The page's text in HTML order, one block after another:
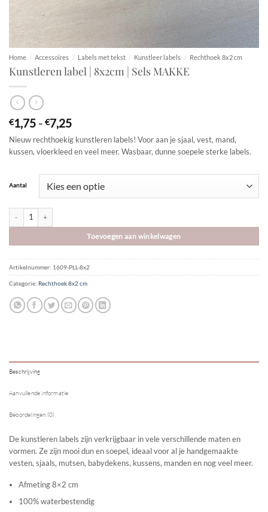
Home / Accessoires / Labels met tekst / Kunstleer labels / Rechthoek 8x2 cm
Kunstleren label | 8x2cm | Sels MAKKE
€1,75 - €7,25Prijsklasse:
€1,75
tot
€7,25
Nieuw rechthoekig kunstleren labels! Voor aan je sjaal, vest, mand,
kussen, vloerkleed en veel meer. Wasbaar, dunne soepele sterke labels.
Aantal
Kunstleren label | 8x2cm | Sels MAKKE aantal
Toevoegen aan winkelwagen
Artikelnummer: 1609-PLL-8x2
Categorie: Rechthoek 8x2 cm
Beschrijving
Aanvullende informatie
Beoordelingen (0)
De kunstleren labels zijn verkrijgbaar in vele verschillende maten en
vormen. Ze zijn mooi dun en soepel, ideaal voor al je handgemaakte
vesten, sjaals, mutsen, babydekens, kussens, manden en nog veel meer.
Afmeting 8×2 cm
100% waterbestendig